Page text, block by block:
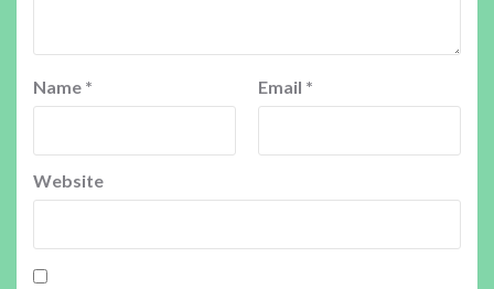
Name * Email *
Website